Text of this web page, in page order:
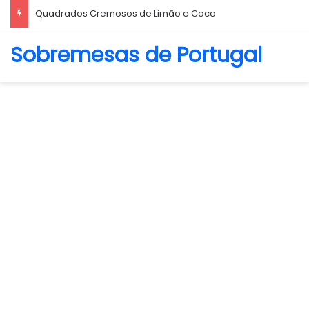
Biscoito Amanteigado
Sobremesas de Portugal